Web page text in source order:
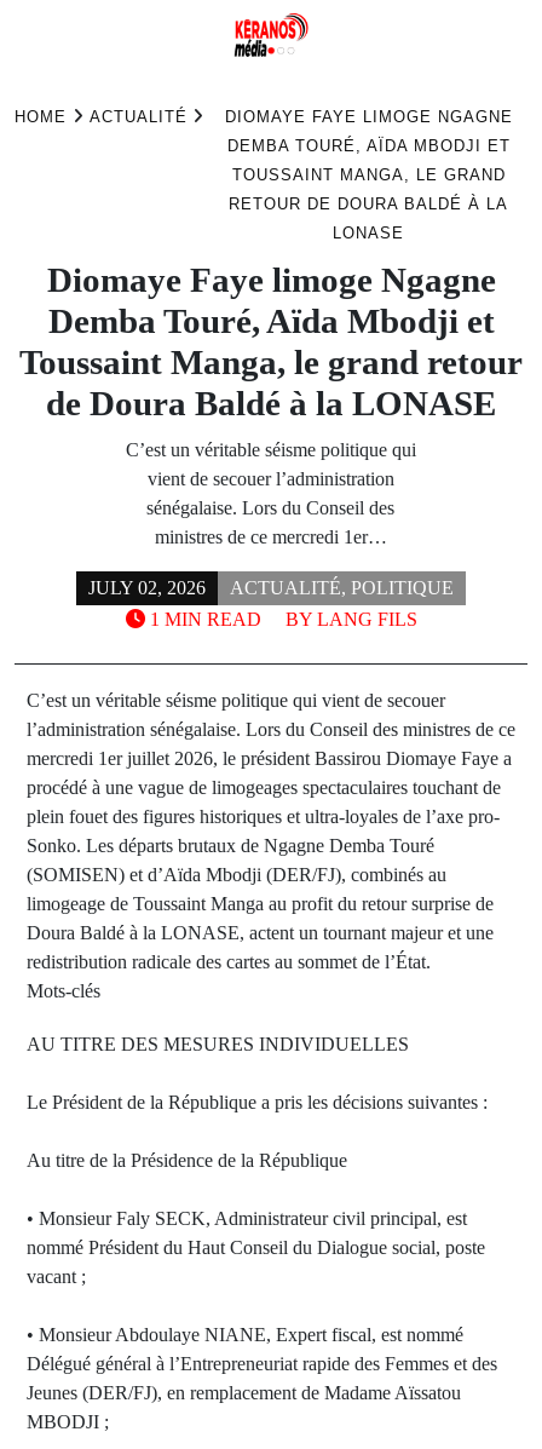
HOME ACTUALITÉ
DIOMAYE FAYE LIMOGE NGAGNE
DEMBA TOURÉ, AÏDA MBODJI ET
TOUSSAINT MANGA, LE GRAND
RETOUR DE DOURA BALDÉ À LA
LONASE
Diomaye Faye limoge Ngagne
Demba Touré, Aïda Mbodji et
Toussaint Manga, le grand retour
de Doura Baldé à la LONASE
C’est un véritable séisme politique qui
vient de secouer l’administration
sénégalaise. Lors du Conseil des
ministres de ce mercredi 1er…
JULY 02, 2026 ACTUALITÉ, POLITIQUE
BY LANG FILS
1 MIN READ
C’est un véritable séisme politique qui vient de secouer
l’administration sénégalaise. Lors du Conseil des ministres de ce
mercredi 1er juillet 2026, le président Bassirou Diomaye Faye a
procédé à une vague de limogeages spectaculaires touchant de
plein fouet des figures historiques et ultra-loyales de l’axe pro-
Sonko. Les départs brutaux de Ngagne Demba Touré
(SOMISEN) et d’Aïda Mbodji (DER/FJ), combinés au
limogeage de Toussaint Manga au profit du retour surprise de
Doura Baldé à la LONASE, actent un tournant majeur et une
redistribution radicale des cartes au sommet de l’État.
Mots-clés
AU TITRE DES MESURES INDIVIDUELLES
Le Président de la République a pris les décisions suivantes :
Au titre de la Présidence de la République
• Monsieur Faly SECK, Administrateur civil principal, est
nommé Président du Haut Conseil du Dialogue social, poste
vacant ;
• Monsieur Abdoulaye NIANE, Expert fiscal, est nommé
Délégué général à l’Entrepreneuriat rapide des Femmes et des
Jeunes (DER/FJ), en remplacement de Madame Aïssatou
MBODJI ;